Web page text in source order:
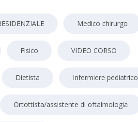
Medico chirurgo
Fisico VIDEO CORSO
Dietista Infermiere pediatrico
Ortottista/assistente di oftalmologia